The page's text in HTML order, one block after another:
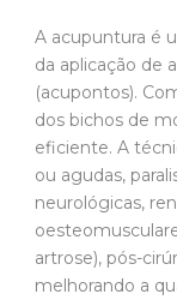
A acupuntura é
da aplicação de
(acupontos).
dos bichos de
eficiente. A
ou agudas,
neurológicas,
artrose), pós-
melhorando a